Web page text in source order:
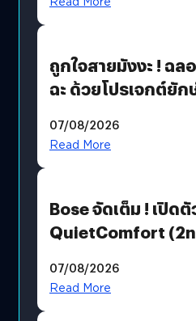
ถูกใจสายมังงะ ! ฉล
ฉะ ด้วยโปรเจกต์ยัก
มีภาษาไทยด้วย
07/08/2026
Read More
Bose จัดเต็ม ! เปิดตั
QuietComfort
07/08/2026
Read More